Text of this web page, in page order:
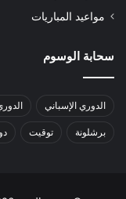
مواعيد المباريات
سحابة الوسوم
الدوري الإسباني
برشلونة توقيت